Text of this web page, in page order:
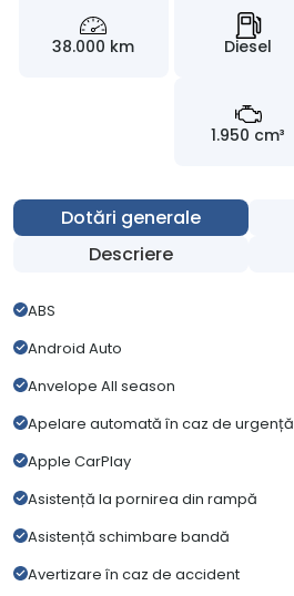
38.000 km Diesel
1.950 cm³
Dotări generale
Descriere
ABS
Android Auto
Anvelope All season
Apelare automată în caz de urgență
Apple CarPlay
Asistență la pornirea din rampă
Asistență schimbare bandă
Avertizare în caz de accident